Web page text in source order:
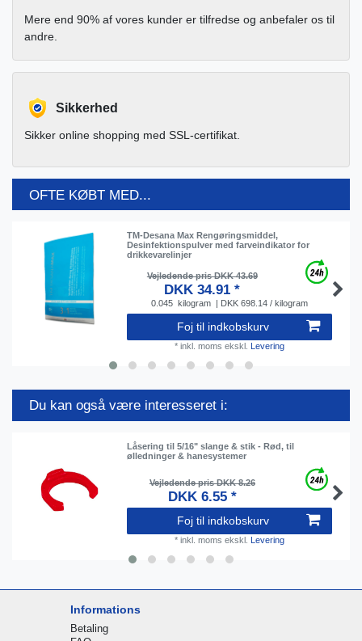
Mere end 90% af vores kunder er tilfredse og anbefaler os til
andre.
Sikkerhed
Sikker online shopping med SSL-certifikat.
OFTE KØBT MED...
TM-Desana Max Rengøringsmiddel,
Desinfektionspulver med farveindikator for
drikkevarelinjer
Vejledende pris DKK 43.69
DKK 34.91 *
0.045 kilogram | DKK 698.14 / kilogram
Foj til indkobskurv
* inkl. moms ekskl. Levering
Du kan også være interesseret i:
Låsering til 5/16" slange & stik - Rød, til
ølledninger & hanesystemer
Vejledende pris DKK 8.26
DKK 6.55 *
Foj til indkobskurv
* inkl. moms ekskl. Levering
Informations
Betaling